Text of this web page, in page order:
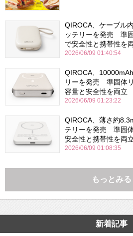
QIROCA、ケーブル
ッテリーを発売 準
で安全性と携帯性を
2026/06/09 01:40:54
QIROCA、
リーを発売 準固体
容量と安全性を両立
2026/06/09 01:23:22
QIROCA、薄さ約
テリーを発売 準固
安全性と携帯性を両
2026/06/09 01:08:35
もっとみる
新着記事